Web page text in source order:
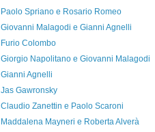
Paolo Spriano e Rosario Romeo
Giovanni Malagodi e Gianni Agnelli
Furio Colombo
Giorgio Napolitano e Giovanni Malagodi
Gianni Agnelli
Jas Gawronsky
Claudio Zanettin e Paolo Scaroni
Maddalena Mayneri e Roberta Alverà